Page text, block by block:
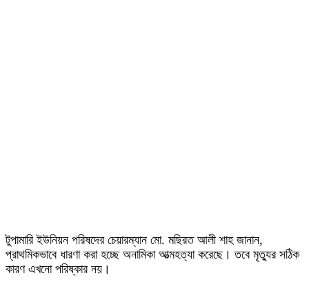
টুপামারি ইউনিয়ন পরিষদের চেয়ারম্যান মো. মছিরত আলী শাহ জানান,
প্রাথমিকভাবে ধারণা করা হচ্ছে অনামিকা আত্মহত্যা করেছে। তবে মৃত্যুর সঠিক
কারণ এখনো পরিষ্কার নয়।